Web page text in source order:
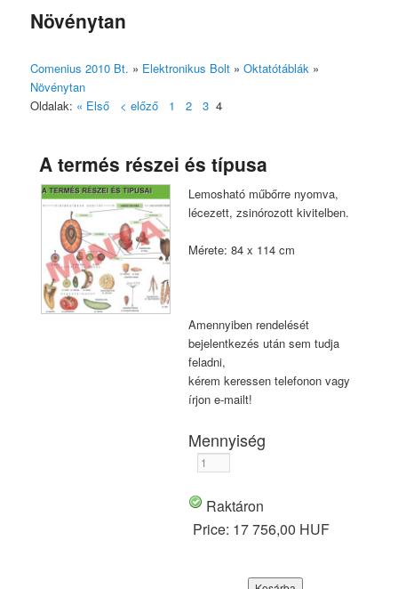
Növénytan
Comenius 2010 Bt. » Elektronikus Bolt »Oktatótáblák »
Növénytan
Oldalak: « Első < előző 1 2 3 4
A termés részei és típusa
Lemosható műbőrre nyomva,
lécezett, zsinórozott kivitelben.
Mérete: 84 x 114 cm
Amennyiben rendelését
bejelentkezés után sem tudja
feladni,
kérem keressen telefonon vagy
írjon e-mailt!
Mennyiség
Raktáron
Price: 17 756,00 HUF